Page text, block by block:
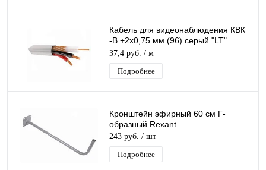
Кабель для видеонаблюдения КВК
-В +2х0,75 мм (96) серый "LT"
PROCONNECT (200)
37,4 руб. / м
Подробнее
Кронштейн эфирный 60 см Г-
образный Rexant
243 руб. / шт
Подробнее